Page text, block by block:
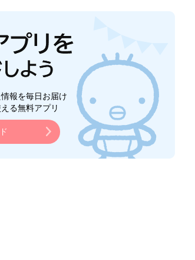
報を毎日お届け
る無料アプリ